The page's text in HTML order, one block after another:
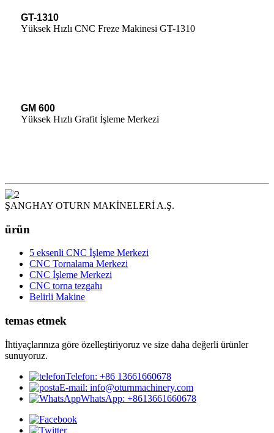
GT-1310
Yüksek Hızlı CNC Freze Makinesi GT-1310
GM 600
Yüksek Hızlı Grafit İşleme Merkezi
ŞANGHAY OTURN MAKİNELERİ A.Ş.
ürün
5 eksenli CNC İşleme Merkezi
CNC Tornalama Merkezi
CNC İşleme Merkezi
CNC torna tezgahı
Belirli Makine
temas etmek
İhtiyaçlarınıza göre özelleştiriyoruz ve size daha değerli ürünler
sunuyoruz.
Telefon: +86 13661660678
E-mail: info@oturnmachinery.com
WhatsApp: +8613661660678